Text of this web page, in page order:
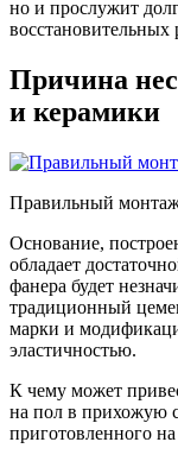
но и прослужит
восстановительных
Причина
и керамики
Правильный монтаж
Основание,
обладает
фанера будет
традиционный
марки и
эластичностью.
К чему может
на пол в прихожую
приготовленного